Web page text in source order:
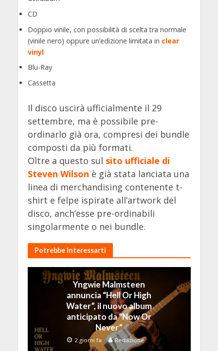
CD
Doppio vinile, con possibilità di scelta tra normale
(vinile nero) oppure un’edizione limitata in clear
vinyl
Blu-Ray
Cassetta
Il disco uscirà ufficialmente il 29
settembre, ma è possibile pre-
ordinarlo già ora, compresi dei bundle
composti da più formati.
Oltre a questo sul sito ufficiale di
Steven Wilson è già stata lanciata una
linea di merchandising contenente t-
shirt e felpe ispirate all’artwork del
disco, anch’esse pre-ordinabili
singolarmente o nei bundle.
Potrebbe Interessarti
Yngwie Malmsteen
annuncia “Hell Or High
Water”, il nuovo album
anticipato da “Now Or
Never”
2 giorni fa Redazione